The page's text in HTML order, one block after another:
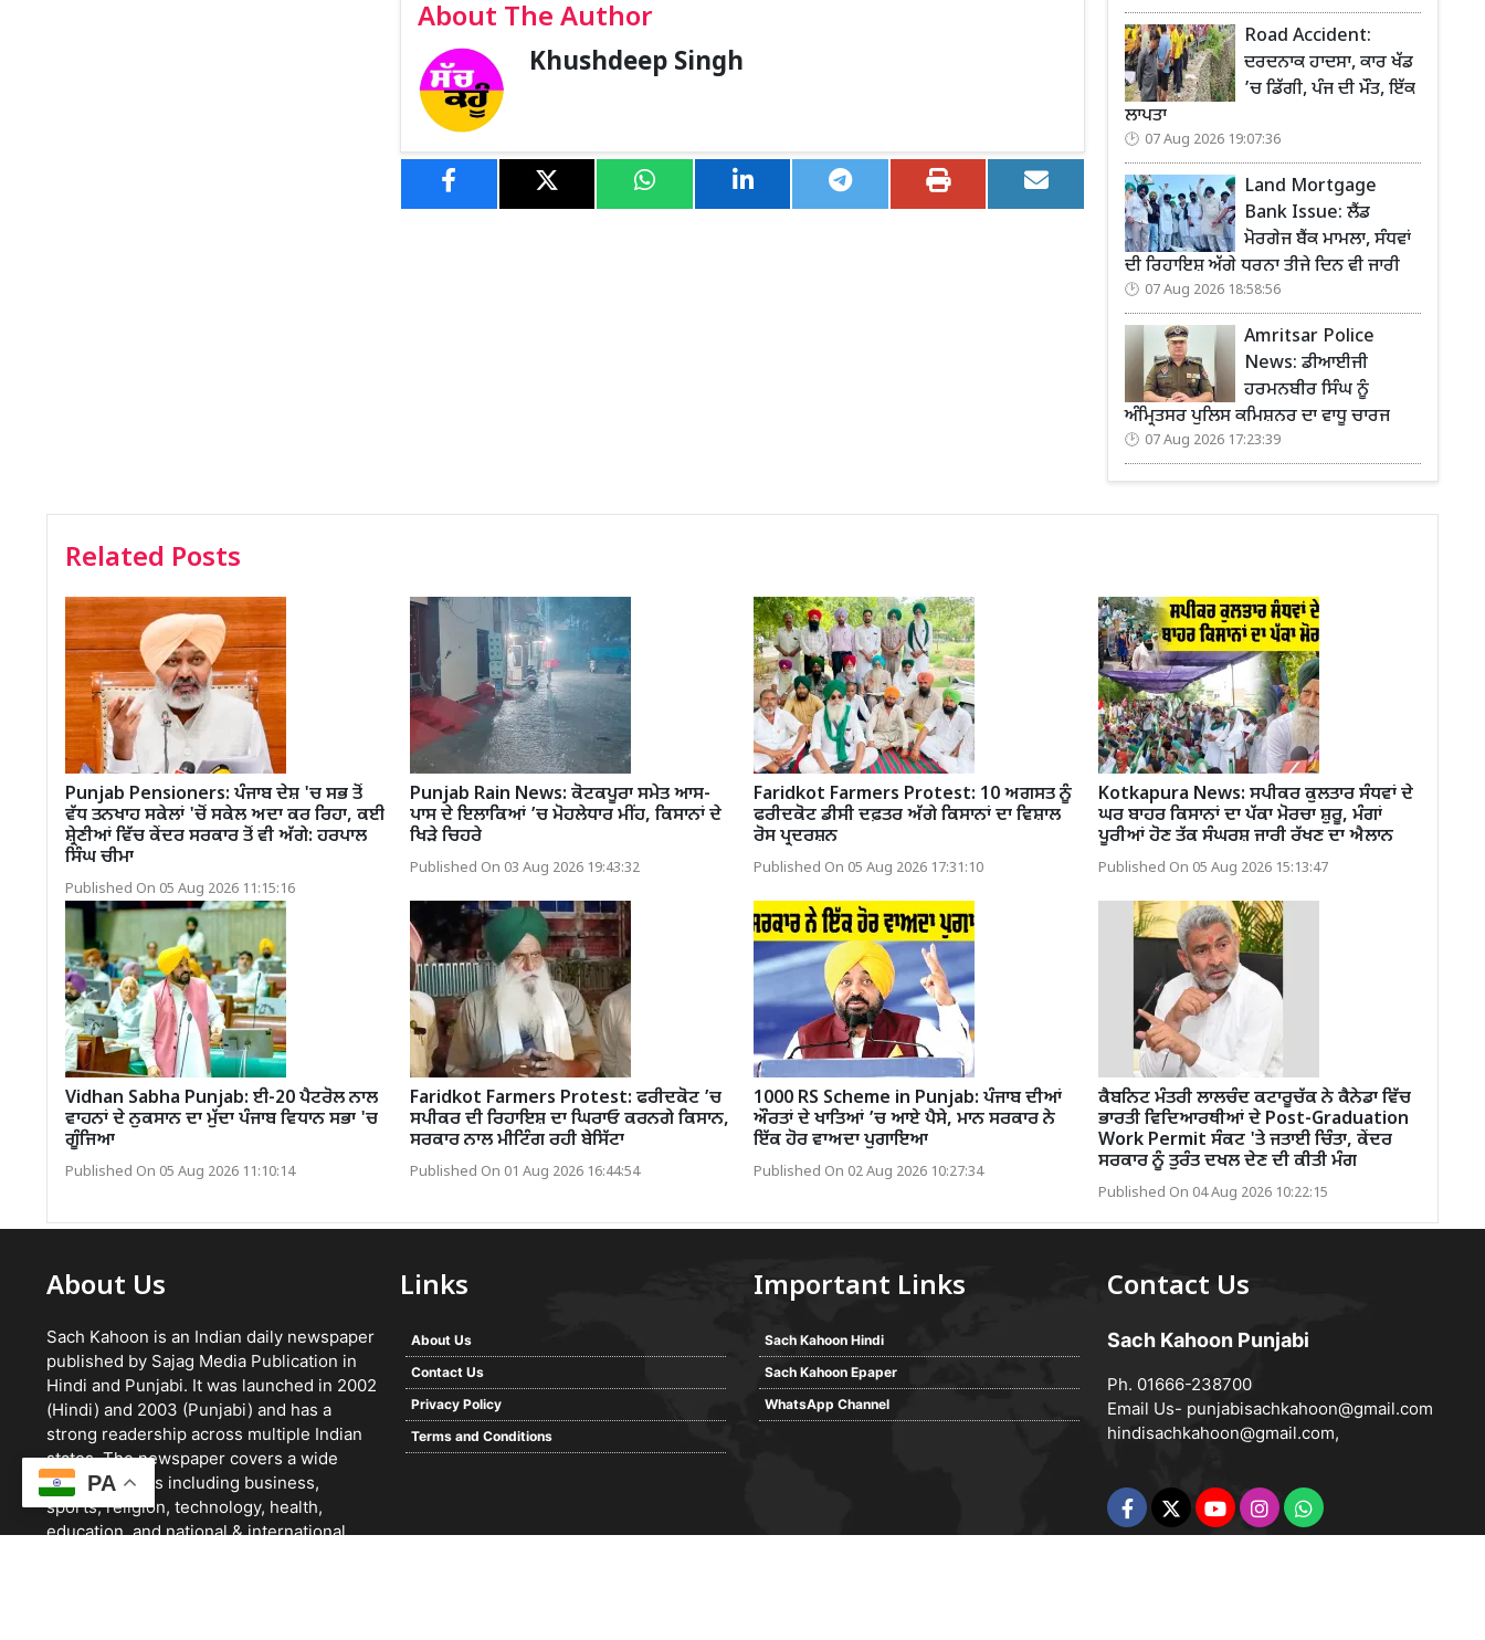
About The Author
Khushdeep Singh
Road Accident:
ਦਰਦਨਾਕ ਹਾਦਸਾ, ਕਾਰ ਖੱਡ
’ਚ ਡਿੱਗੀ, ਪੰਜ ਦੀ ਮੌਤ, ਇੱਕ
ਲਾਪਤਾ
07 Aug 2026 19:07:36
Land Mortgage
Bank Issue: ਲੈਂਡ
ਮੋਰਗੇਜ ਬੈਂਕ ਮਾਮਲਾ, ਸੰਧਵਾਂ
ਦੀ ਰਿਹਾਇਸ਼ ਅੱਗੇ ਧਰਨਾ ਤੀਜੇ ਦਿਨ ਵੀ ਜਾਰੀ
07 Aug 2026 18:58:56
Amritsar Police
News: ਡੀਆਈਜੀ
ਹਰਮਨਬੀਰ ਸਿੰਘ ਨੂੰ
ਅੰਮ੍ਰਿਤਸਰ ਪੁਲਿਸ ਕਮਿਸ਼ਨਰ ਦਾ ਵਾਧੂ ਚਾਰਜ
07 Aug 2026 17:23:39
Related Posts
Punjab Pensioners: ਪੰਜਾਬ ਦੇਸ਼ 'ਚ ਸਭ ਤੋਂ
ਵੱਧ ਤਨਖਾਹ ਸਕੇਲਾਂ 'ਚੋਂ ਸਕੇਲ ਅਦਾ ਕਰ ਰਿਹਾ, ਕਈ
ਸ਼੍ਰੇਣੀਆਂ ਵਿੱਚ ਕੇਂਦਰ ਸਰਕਾਰ ਤੋਂ ਵੀ ਅੱਗੇ: ਹਰਪਾਲ
ਸਿੰਘ ਚੀਮਾ
Published On 05 Aug 2026 11:15:16
Punjab Rain News: ਕੋਟਕਪੂਰਾ ਸਮੇਤ ਆਸ-
ਪਾਸ ਦੇ ਇਲਾਕਿਆਂ ’ਚ ਮੋਹਲੇਧਾਰ ਮੀਂਹ, ਕਿਸਾਨਾਂ ਦੇ
ਖਿੜੇ ਚਿਹਰੇ
Published On 03 Aug 2026 19:43:32
Faridkot Farmers Protest: 10 ਅਗਸਤ ਨੂੰ
ਫਰੀਦਕੋਟ ਡੀਸੀ ਦਫ਼ਤਰ ਅੱਗੇ ਕਿਸਾਨਾਂ ਦਾ ਵਿਸ਼ਾਲ
ਰੋਸ ਪ੍ਰਦਰਸ਼ਨ
Published On 05 Aug 2026 17:31:10
Kotkapura News: ਸਪੀਕਰ ਕੁਲਤਾਰ ਸੰਧਵਾਂ ਦੇ
ਘਰ ਬਾਹਰ ਕਿਸਾਨਾਂ ਦਾ ਪੱਕਾ ਮੋਰਚਾ ਸ਼ੁਰੂ, ਮੰਗਾਂ
ਪੂਰੀਆਂ ਹੋਣ ਤੱਕ ਸੰਘਰਸ਼ ਜਾਰੀ ਰੱਖਣ ਦਾ ਐਲਾਨ
Published On 05 Aug 2026 15:13:47
Vidhan Sabha Punjab: ਈ-20 ਪੈਟਰੋਲ ਨਾਲ
ਵਾਹਨਾਂ ਦੇ ਨੁਕਸਾਨ ਦਾ ਮੁੱਦਾ ਪੰਜਾਬ ਵਿਧਾਨ ਸਭਾ 'ਚ
ਗੂੰਜਿਆ
Published On 05 Aug 2026 11:10:14
Faridkot Farmers Protest: ਫਰੀਦਕੋਟ ’ਚ
ਸਪੀਕਰ ਦੀ ਰਿਹਾਇਸ਼ ਦਾ ਘਿਰਾਓ ਕਰਨਗੇ ਕਿਸਾਨ,
ਸਰਕਾਰ ਨਾਲ ਮੀਟਿੰਗ ਰਹੀ ਬੇਸਿੱਟਾ
Published On 01 Aug 2026 16:44:54
1000 RS Scheme in Punjab: ਪੰਜਾਬ ਦੀਆਂ
ਔਰਤਾਂ ਦੇ ਖਾਤਿਆਂ ’ਚ ਆਏ ਪੈਸੇ, ਮਾਨ ਸਰਕਾਰ ਨੇ
ਇੱਕ ਹੋਰ ਵਾਅਦਾ ਪੁਗਾਇਆ
Published On 02 Aug 2026 10:27:34
ਕੈਬਨਿਟ ਮੰਤਰੀ ਲਾਲਚੰਦ ਕਟਾਰੂਚੱਕ ਨੇ ਕੈਨੇਡਾ ਵਿੱਚ
ਭਾਰਤੀ ਵਿਦਿਆਰਥੀਆਂ ਦੇ Post-Graduation
Work Permit ਸੰਕਟ 'ਤੇ ਜਤਾਈ ਚਿੰਤਾ, ਕੇਂਦਰ
ਸਰਕਾਰ ਨੂੰ ਤੁਰੰਤ ਦਖਲ ਦੇਣ ਦੀ ਕੀਤੀ ਮੰਗ
Published On 04 Aug 2026 10:22:15
About Us
Sach Kahoon is an Indian daily newspaper
published by Sajag Media Publication in
Hindi and Punjabi. It was launched in 2002
(Hindi) and 2003 (Punjabi) and has a
strong readership across multiple Indian
states. The newspaper covers a wide
range of topics including business,
sports, religion, technology, health,
education, and national & international
Links
About Us
Contact Us
Privacy Policy
Terms and Conditions
Important Links
Sach Kahoon Hindi
Sach Kahoon Epaper
WhatsApp Channel
Contact Us
Sach Kahoon Punjabi
Ph. 01666-238700
Email Us- punjabisachkahoon@gmail.com
hindisachkahoon@gmail.com,
PA